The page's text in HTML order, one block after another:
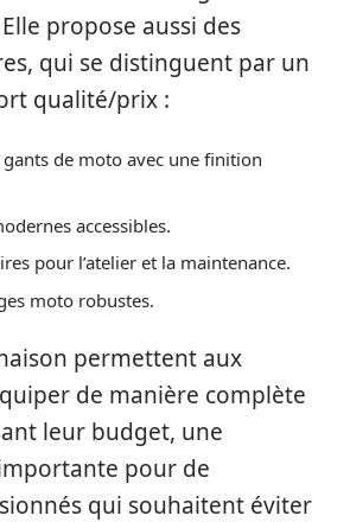
propose aussi des
qui se distinguent par un
qualité/prix :
de moto avec une finition
accessibles.
pour l’atelier et la maintenance.
moto robustes.
permettent aux
de manière complète
leur budget, une
pour de
qui souhaitent éviter